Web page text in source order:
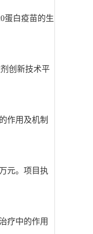
蛋白疫苗的生
创新技术平
作用及机制
元。项目执
疗中的作用